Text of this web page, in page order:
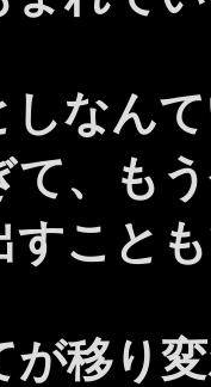
なん
て、も
すこと
移り